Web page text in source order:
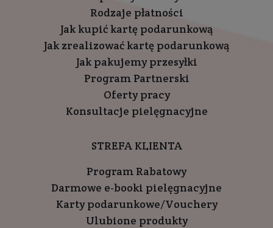
Rodzaje płatności
Jak kupić kartę podarunkową
Jak zrealizować kartę podarunkową
Jak pakujemy przesyłki
Program Partnerski
Oferty pracy
Konsultacje pielęgnacyjne
STREFA KLIENTA
Program Rabatowy
Darmowe e-booki pielęgnacyjne
Karty podarunkowe/Vouchery
Ulubione produkty